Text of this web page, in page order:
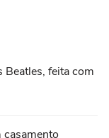
Beatles, feita com
casamento